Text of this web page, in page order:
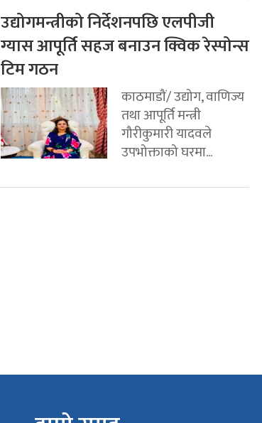
उद्योगमन्त्रीको निर्देशनपछि एलपीजी
ग्यास आपूर्ति सहज बनाउन क्विक रेस्पोन्स
टिम गठन
काठमाडौं/ उद्योग, वाणिज्य
तथा आपूर्ति मन्त्री
गौरीकुमारी यादवले
उपभोक्ताको घरमा...